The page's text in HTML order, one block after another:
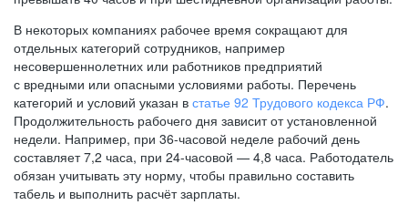
В некоторых компаниях рабочее время сокращают для
отдельных категорий сотрудников, например
несовершеннолетних или работников предприятий
с вредными или опасными условиями работы. Перечень
категорий и условий указан в статье 92 Трудового кодекса РФ.
Продолжительность рабочего дня зависит от установленной
недели. Например, при 36-часовой неделе рабочий день
составляет 7,2 часа, при 24-часовой — 4,8 часа. Работодатель
обязан учитывать эту норму, чтобы правильно составить
табель и выполнить расчёт зарплаты.